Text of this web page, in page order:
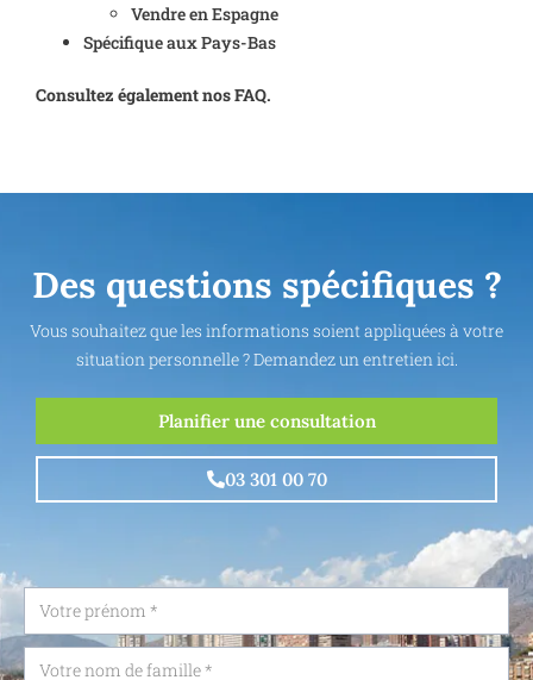
Vendre en Espagne
Spécifique aux Pays-Bas
Consultez également nos FAQ.
Des questions spécifiques ?
Vous souhaitez que les informations soient appliquées à votre
situation personnelle ? Demandez un entretien ici.
Planifier une consultation
03 301 00 70